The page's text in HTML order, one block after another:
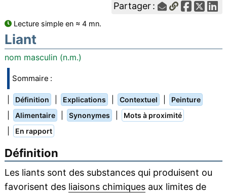
Partager :
Lecture simple en ≈ 4 mn.
Liant
nom masculin (n.m.)
Sommaire :
Définition Explications Contextuel Peinture
Alimentaire Synonymes Mots à proximité
En rapport
Définition
Les liants sont des substances qui produisent ou
favorisent des liaisons chimiquesaux limites de